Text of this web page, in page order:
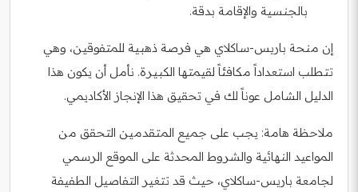
بالجنسية والإقامة بدقة.
إن منحة باريس-ساكلاي هي فرصة ذهبية للمتفوقين، وهي
تتطلب استعداداً مكافئاً لقيمتها الكبيرة. نأمل أن يكون هذا
الدليل الشامل عوناً لك في تحقيق هذا الإنجاز الأكاديمي.
ملاحظة هامة: يجب على جميع المتقدمين التحقق من
المواعيد النهائية والشروط المحدثة على الموقع الرسمي
لجامعة باريس-ساكلاي، حيث قد تتغير التفاصيل الطفيفة